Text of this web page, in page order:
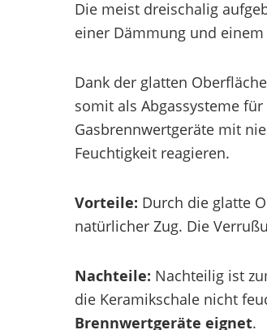
Die meist dreischalig
einer Dämmung und
Dank der glatten
somit als Abgassysteme
Gasbrennwertgeräte mit
Feuchtigkeit reagieren.
Vorteile: Durch die glatte
natürlicher Zug. Die
Nachteile: Nachteilig ist
die Keramikschale nicht
Brennwertgeräte eignet.